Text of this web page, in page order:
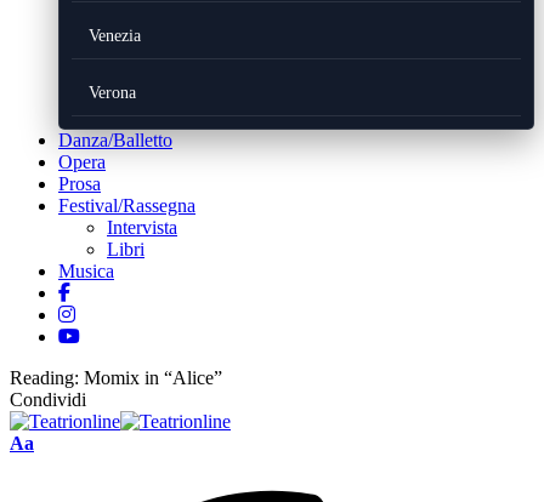
Venezia
Verona
Danza/Balletto
Opera
Prosa
Festival/Rassegna
Intervista
Libri
Musica
Reading: Momix in “Alice”
Condividi
Font
Aa